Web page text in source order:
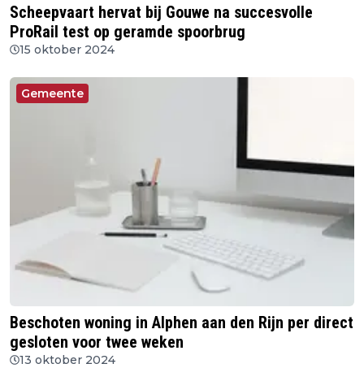
Scheepvaart hervat bij Gouwe na succesvolle
ProRail test op geramde spoorbrug
15 oktober 2024
Gemeente
Beschoten woning in Alphen aan den Rijn per direct
gesloten voor twee weken
13 oktober 2024